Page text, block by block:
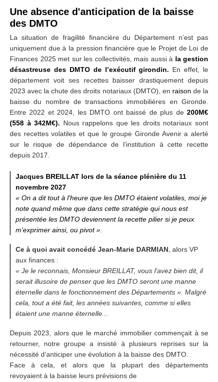
Une absence d'anticipation de la baisse
des DMTO
La situation de fragilité financière du Département n’est pas
uniquement due à la pressionfinancière que le Projet de Loi de
Finances 2025 met sur les collectivités, mais aussi à la gestion
désastreuse des DMTO de l’exécutif girondin. En effet, le
département voit ses recettes baisserdrastiquement depuis
2023 avec la chute desdroits notariaux (DMTO), en raison de la
baisse du nombre de transactions immobilières enGironde.
Entre 2022 et 2024, les DMTO ont baissé de plus de200M€
(558 à 342M€). Nous rappelons que les droits notariaux sont
des recettes volatiles et que le groupe Gironde Avenira alerté
sur le risque de dépendance de l’institution à cette recette
depuis 2017.
Jacques BREILLAT lors de la séance plénière du 11
novembre 2027
« On a dit tout à l'heure que les DMTO étaient volatiles, moi je
note quand même que dans cette stratégie qui nous est
présentée les DMTO deviennent la recette pilier si je peux
m'exprimer ainsi, ou pivot »
Ce à quoi avait concédé Jean-Marie DARMIAN , alors VP
aux finances :
« Je le reconnais, Monsieur BREILLAT, vous l'avez bien dit, il
serait illusoire de penser que les DMTO seront une manne
éternelle dans le fonctionnement des Départements ». Malgré
cela, tout a été fait, les années suivantes, comme si elles
étaient une manne éternelle...
Depuis 2023, alors que le marché immobilier commençait à se
retourner, notre groupe a insisté à plusieurs reprises sur la
nécessité d’anticiper une évolution à la baisse des DMTO.
Face à cela, et alors que la plupart des départements
revoyaient à la baisse leurs prévisions de